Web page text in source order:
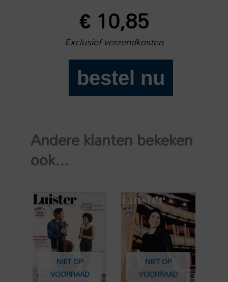
€10,85
Exclusief verzendkosten
Luister
779
bestel nu
Andere klanten bekeken
ook...
NIET OP
VOORRAAD
NIET OP
VOORRAAD